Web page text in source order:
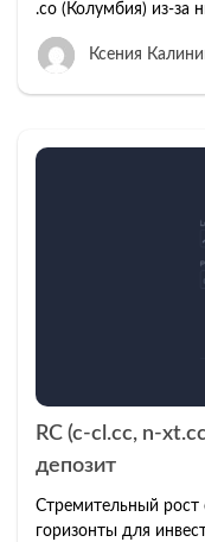
.co (Колумбия) из-за
Ксения
RC (c-cl.cc, n-
депозит
Стремительный рост
горизонты для